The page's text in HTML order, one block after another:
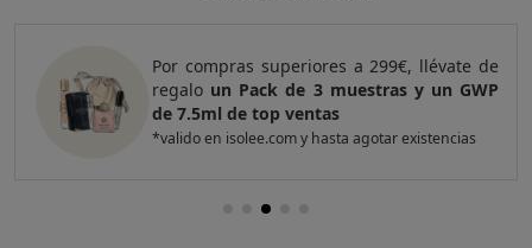
Por compras superiores a 299€, llévate de
regalo un Pack de 3 muestras y un GWP
de 7.5ml de top ventas
*valido en isolee.com y hasta agotar existencias